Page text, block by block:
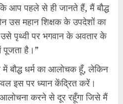
आप पहले से ही जानते हैं, मैं बौद्ध
उस महान शिक्षक के उपदेशों का
पृथ्वी पर भगवान के अवतार के
है।”
बौद्ध धर्म का आलोचक हूँ, लेकिन
इस पर ध्यान केंद्रित करें।
आलोचना करने से दूर रहूँगा जिसे मैं